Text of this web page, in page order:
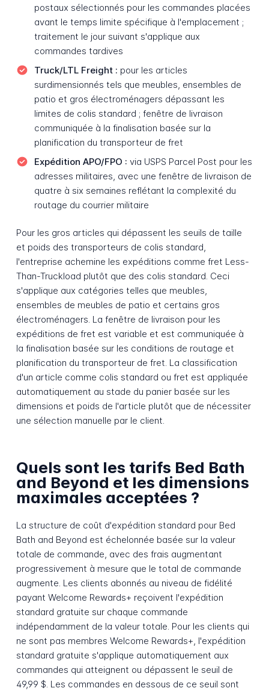
postaux sélectionnés pour les commandes placées
avant le temps limite spécifique à l'emplacement ;
traitement le jour suivant s'applique aux
commandes tardives
Truck/LTL Freight : pour les articles
surdimensionnés tels que meubles, ensembles de
patio et gros électroménagers dépassant les
limites de colis standard ; fenêtre de livraison
communiquée à la finalisation basée sur la
planification du transporteur de fret
Expédition APO/FPO : via USPS Parcel Post pour les
adresses militaires, avec une fenêtre de livraison de
quatre à six semaines reflétant la complexité du
routage du courrier militaire
Pour les gros articles qui dépassent les seuils de taille
et poids des transporteurs de colis standard,
l'entreprise achemine les expéditions comme fret Less-
Than-Truckload plutôt que des colis standard. Ceci
s'applique aux catégories telles que meubles,
ensembles de meubles de patio et certains gros
électroménagers. La fenêtre de livraison pour les
expéditions de fret est variable et est communiquée à
la finalisation basée sur les conditions de routage et
planification du transporteur de fret. La classification
d'un article comme colis standard ou fret est appliquée
automatiquement au stade du panier basée sur les
dimensions et poids de l'article plutôt que de nécessiter
une sélection manuelle par le client.
Quels sont les tarifs Bed Bath
and Beyond et les dimensions
maximales acceptées ?
La structure de coût d'expédition standard pour Bed
Bath and Beyond est échelonnée basée sur la valeur
totale de commande, avec des frais augmentant
progressivement à mesure que le total de commande
augmente. Les clients abonnés au niveau de fidélité
payant Welcome Rewards+ reçoivent l'expédition
standard gratuite sur chaque commande
indépendamment de la valeur totale. Pour les clients qui
ne sont pas membres Welcome Rewards+, l'expédition
standard gratuite s'applique automatiquement aux
commandes qui atteignent ou dépassent le seuil de
49,99 $. Les commandes en dessous de ce seuil sont